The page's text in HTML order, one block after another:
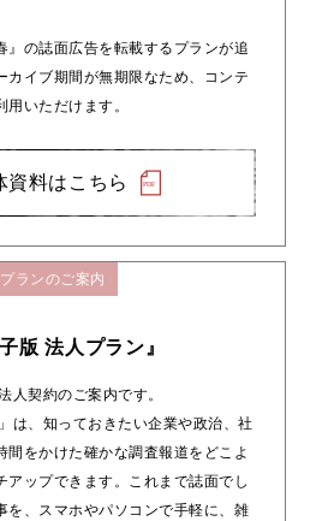
』の誌面広告を転載するプランが追
カイブ期間が無期限なため、コンテ
いただけます。
資料はこちら
ランのご案内
版 法人プラン』
人契約のご案内です。
は、知っておきたい企業や政治、社
をかけた確かな調査報道をどこよ
アップできます。これまで誌面でし
を、スマホやパソコンで手軽に、雑